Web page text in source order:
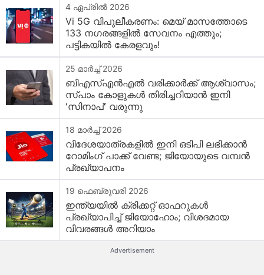
4 ഏപ്രിൽ 2026
Vi 5G വിപുലീകരണം: മെയ് മാസത്തോടെ
133 നഗരങ്ങളിൽ സേവനം എത്തും;
പട്ടികയിൽ കേരളവും!
25 മാർച്ച് 2026
ബിഎസ്എൻഎൽ വരിക്കാർക്ക് ആശ്വാസം;
സ്പാം കോളുകൾ തിരിച്ചറിയാൻ ഇനി
'സിനാപ്' വരുന്നു
18 മാർച്ച് 2026
വിദേശയാത്രകളിൽ ഇനി ഒടിപി ലഭിക്കാൻ
റോമിംഗ് പാക്ക് വേണ്ട; ജിയോയുടെ വമ്പൻ
പ്രഖ്യാപനം
19 ഫെബ്രുവരി 2026
ഇന്ത്യയിൽ ക്രിക്കറ്റ് ഓഫറുകൾ
പ്രഖ്യാപിച്ച് ജിയോഹോം; വിശദമായ
വിവരങ്ങൾ അറിയാം
Advertisement